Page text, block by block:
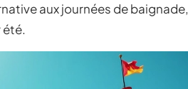
aux journées de baignade,